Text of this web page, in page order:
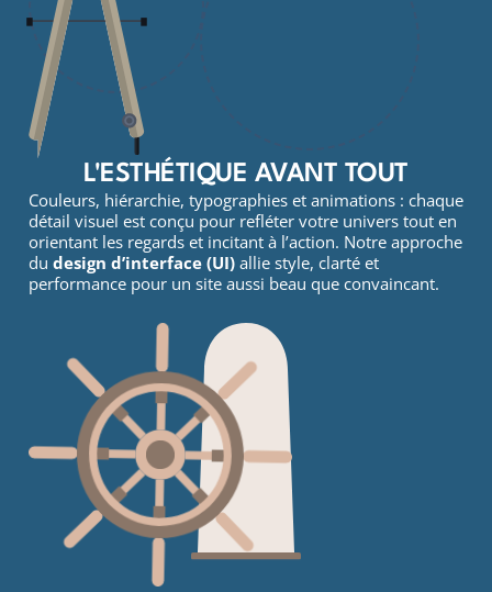
L'ESTHÉTIQUE AVANT TOUT
Couleurs, hiérarchie, typographies et animations : chaque
détail visuel est conçu pour refléter votre univers tout en
orientant les regards et incitant à l’action. Notre approche
du design d’interface (UI)allie style, clarté et
performance pour un site aussi beau que convaincant.